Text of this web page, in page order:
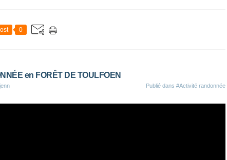
0
en FORÊT DE TOULFOEN
Publié dans #Activité randonnée